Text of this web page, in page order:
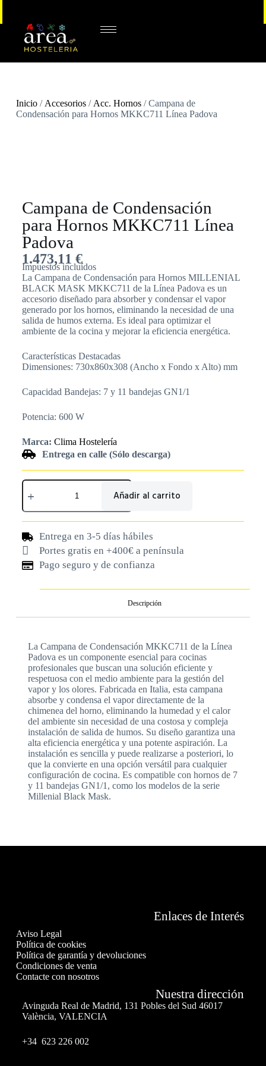
Inicio/ Accesorios/ Acc. Hornos/ Campana de
Condensación para Hornos MKKC711 Línea Padova
Campana de Condensación
para Hornos MKKC711 Línea
Padova
1.473,11 €
Impuestos incluídos
La Campana de Condensación para Hornos MILLENIAL
BLACK MASK MKKC711 de la Línea Padova es un
accesorio diseñado para absorber y condensar el vapor
generado por los hornos, eliminando la necesidad de una
salida de humos externa. Es ideal para optimizar el
ambiente de la cocina y mejorar la eficiencia energética.
Características Destacadas
Dimensiones: 730x860x308 (Ancho x Fondo x Alto) mm
Capacidad Bandejas: 7 y 11 bandejas GN1/1
Potencia: 600 W
Marca: Clima Hostelería
Entrega en calle (Sólo descarga)
Añadir al carrito
Entrega en 3-5 días hábiles
Portes gratis en +400€ a península
Pago seguro y de confianza
Descripción
La Campana de Condensación MKKC711 de la Línea
Padova es un componente esencial para cocinas
profesionales que buscan una solución eficiente y
respetuosa con el medio ambiente para la gestión del
vapor y los olores. Fabricada en Italia, esta campana
absorbe y condensa el vapor directamente de la
chimenea del horno, eliminando la humedad y el calor
del ambiente sin necesidad de una costosa y compleja
instalación de salida de humos. Su diseño garantiza una
alta eficiencia energética y una potente aspiración. La
instalación es sencilla y puede realizarse a posteriori, lo
que la convierte en una opción versátil para cualquier
configuración de cocina. Es compatible con hornos de 7
y 11 bandejas GN1/1, como los modelos de la serie
Millenial Black Mask.
Enlaces de Interés
Aviso Legal
Política de cookies
Política de garantía y devoluciones
Condiciones de venta
Contacte con nosotros
Nuestra dirección
Avinguda Real de Madrid, 131 Pobles del Sud 46017
València, VALENCIA
+34 623 226 002